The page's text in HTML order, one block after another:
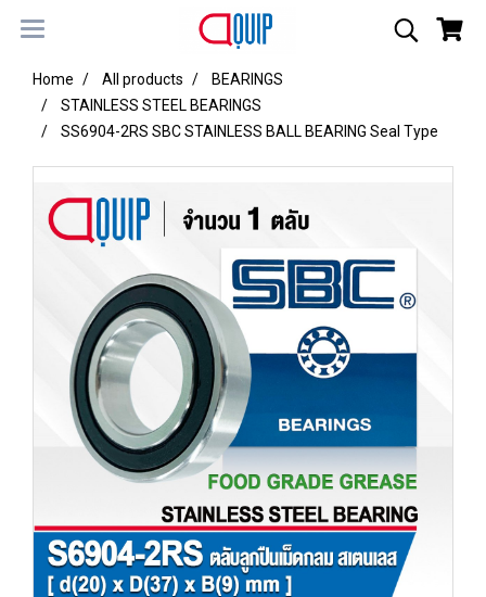
Home All products
BEARINGS
STAINLESS STEEL BEARINGS
SS6904-2RS SBC STAINLESS BALL BEARING Seal Type